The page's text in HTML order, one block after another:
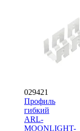
029421
Профиль
гибкий
ARL-
MOONLIGHT-